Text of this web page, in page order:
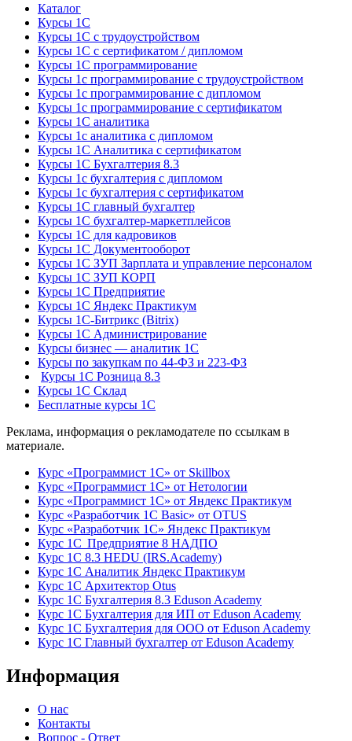
Каталог
Курсы 1С
Курсы 1С с трудоустройством
Курсы 1С с сертификатом / дипломом
Курсы 1С программирование
Курсы 1с программирование с трудоустройством
Курсы 1с программирование с дипломом
Курсы 1с программирование с сертификатом
Курсы 1С аналитика
Курсы 1с аналитика с дипломом
Курсы 1С Аналитика с сертификатом
Курсы 1С Бухгалтерия 8.3
Курсы 1с бухгалтерия с дипломом
Курсы 1с бухгалтерия с сертификатом
Курсы 1С главный бухгалтер
Курсы 1С бухгалтер-маркетплейсов
Курсы 1С для кадровиков
Курсы 1С Документооборот
Курсы 1С ЗУП Зарплата и управление персоналом
Курсы 1С ЗУП КОРП
Курсы 1С Предприятие
Курсы 1С Яндекс Практикум
Курсы 1С-Битрикс (Bitrix)
Курсы 1С Администрирование
Курсы бизнес — аналитик 1С
Курсы по закупкам по 44‑ФЗ и 223‑ФЗ
Курсы 1С Розница 8.3
Курсы 1С Склад
Бесплатные курсы 1С
Реклама, информация о рекламодателе по ссылкам в
материале.
Курс «Программист 1С» от Skillbox
Курс «Программист 1С» от Нетологии
Курс «Программист 1С» от Яндекс Практикум
Курс «Разработчик 1С Basic» от OTUS
Курс «Разработчик 1С» Яндекс Практикум
Курс 1С Предприятие 8 НАДПО
Курс 1С 8.3 HEDU (IRS.Academy)
Курс 1С Аналитик Яндекс Практикум
Курс 1С Архитектор Otus
Курс 1С Бухгалтерия 8.3 Eduson Academy
Курс 1С Бухгалтерия для ИП от Eduson Academy
Курс 1С Бухгалтерия для ООО от Eduson Academy
Курс 1С Главный бухгалтер от Eduson Academy
Информация
О нас
Контакты
Вопрос - Ответ